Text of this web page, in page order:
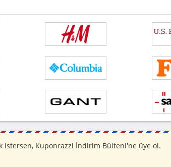
Kuponrazzi İndirim Bülteni'ne üye ol.